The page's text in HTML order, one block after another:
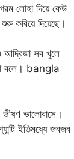
লোহা দিয়ে কেউ
করিয়ে দিয়েছে।
আদ্রিজা সব খুলে
বলে। bangla
ভালোবাসে।
ইতিমধ্যে জবজব